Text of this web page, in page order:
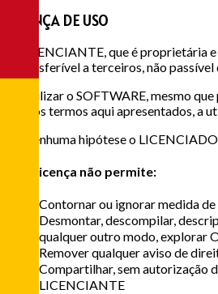
LICENÇA DE USO
A LICENCIANTE, que é proprietária
intransferível a terceiros, não
Ao utilizar o SOFTWARE, mesmo
com os termos aqui apresentados, a
Em nenhuma hipótese o
Esta licença não permite:
Contornar ou ignorar medida
Desmontar, descompilar,
qualquer outro modo, explorar
Remover qualquer aviso de
Compartilhar, sem autorização
LICENCIANTE